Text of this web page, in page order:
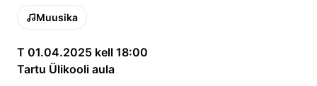
Muusika
T 01.04.2025 kell 18:00
Tartu Ülikooli aula